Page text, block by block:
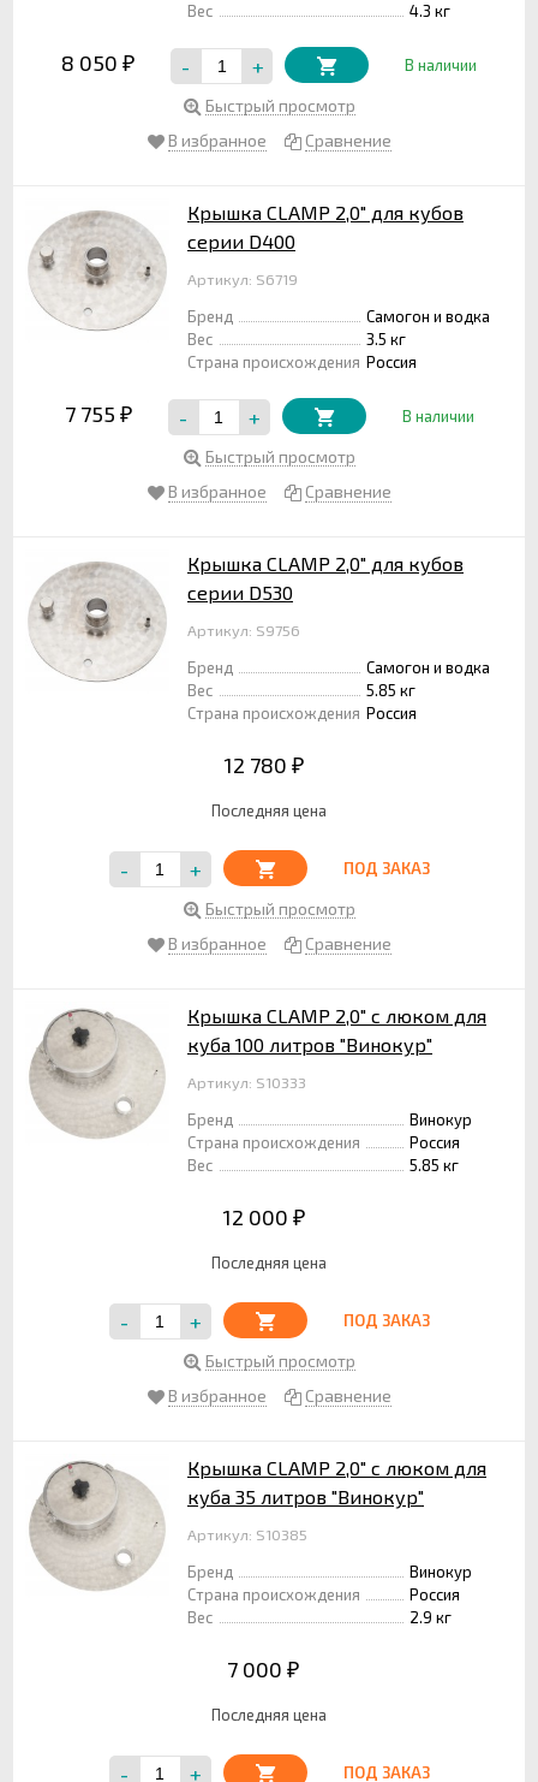
Вес 4.3 кг
8 050 ₽ - + В наличии
Быстрый просмотр
В избранное
Сравнение
Крышка CLAMP 2,0" для кубов
серии D400
Артикул: S6719
Бренд
Самогон и водка
Вес
3.5 кг
Страна происхождения Россия
7 755 ₽ - + В наличии
Быстрый просмотр
В избранное
Сравнение
Крышка CLAMP 2,0" для кубов
серии D530
Артикул: S9756
Бренд
Самогон и водка
Вес
5.85 кг
Страна происхождения Россия
12 780 ₽
Последняя цена
- + ПОД ЗАКАЗ
Быстрый просмотр
В избранное
Сравнение
Крышка CLAMP 2,0" с люком для
куба 100 литров "Винокур"
Артикул: S10333
Бренд
Винокур
Страна происхождения
Россия
Вес
5.85 кг
12 000 ₽
Последняя цена
- + ПОД ЗАКАЗ
Быстрый просмотр
В избранное
Сравнение
Крышка CLAMP 2,0" с люком для
куба 35 литров "Винокур"
Артикул: S10385
Бренд
Винокур
Страна происхождения
Россия
Вес
2.9 кг
7 000 ₽
Последняя цена
- + ПОД ЗАКАЗ